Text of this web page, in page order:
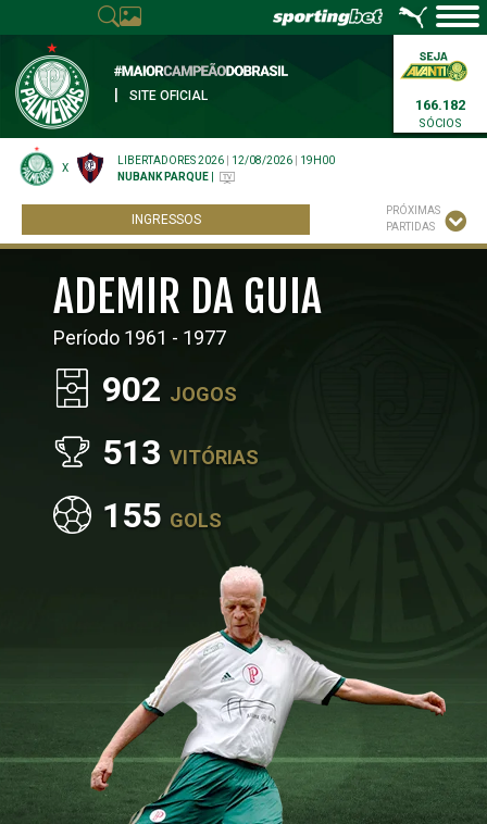
SITE OFICIAL
166.182
SÓCIOS
X
LIBERTADORES 2026 12/08/2026
19H00
NUBANK PARQUE
INGRESSOS
PRÓXIMAS
PARTIDAS
ADEMIR DA GUIA
Período 1961 - 1977
902 JOGOS
513VITÓRIAS
155 GOLS